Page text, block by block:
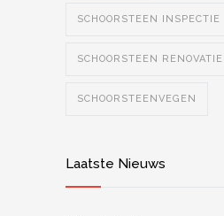
SCHOORSTEEN INSPECTIE
SCHOORSTEEN RENOVATIE
SCHOORSTEENVEGEN
Laatste Nieuws